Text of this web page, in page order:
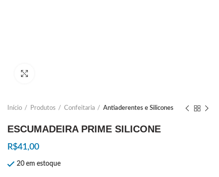
Início Produtos Confeitaria Antiaderentes e Silicones
ESCUMADEIRA PRIME SILICONE
R$41,00
20 em estoque